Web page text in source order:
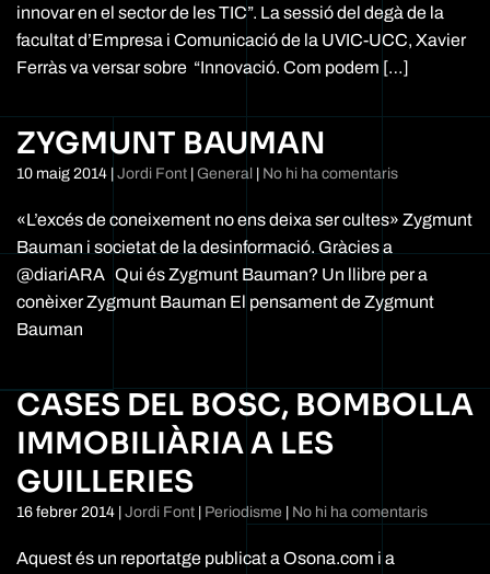
innovar en el sector de les TIC”. La sessió del degà de la
facultat d’Empresa i Comunicació de la UVIC-UCC, Xavier
Ferràs va versar sobre “Innovació. Com podem […]
ZYGMUNT BAUMAN
10 maig 2014 | Jordi Font | General | No hi ha comentarisa
Bauman
«L’excés de coneixement no ens deixa ser cultes» Zygmunt
Bauman i societat de la desinformació. Gràcies a
@diariARA Qui és Zygmunt Bauman? Un llibre per a
conèixer Zygmunt Bauman El pensament de Zygmunt
Bauman
CASES DEL BOSC, BOMBOLLA
IMMOBILIÀRIA A LES
GUILLERIES
16 febrer 2014 | Jordi Font | Periodisme | No hi ha comentarisa
Aquest és un reportatge publicat a Osona.com i a